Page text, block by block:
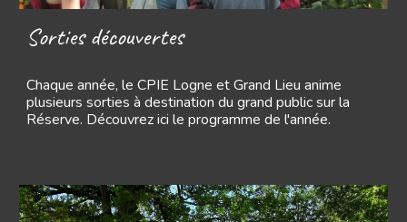
Sorties découvertes
Chaque année, le CPIE Logne et Grand Lieu anime
plusieurs sorties à destination du grand public sur la
Réserve. Découvrez ici le programme de l'année.